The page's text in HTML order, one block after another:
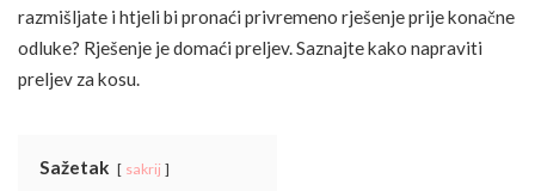
razmišljate i htjeli bi pronaći privremeno rješenje prije konačne
odluke? Rješenje je domaći preljev. Saznajte kako napraviti
preljev za kosu.
Sažetak sakrij